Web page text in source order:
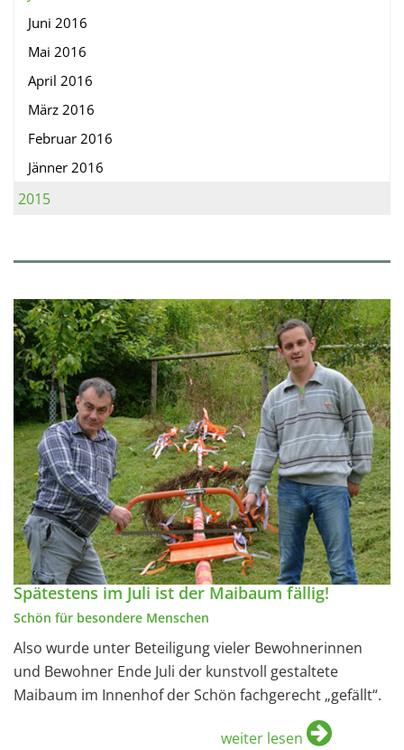
Juni 2016
Mai 2016
April 2016
März 2016
Februar 2016
Jänner 2016
2015
Spätestens im Juli ist der Maibaum fällig!
Schön für besondere Menschen
Also wurde unter Beteiligung vieler Bewohnerinnen
und Bewohner Ende Juli der kunstvoll gestaltete
Maibaum im Innenhof der Schön fachgerecht „gefällt“.
weiter lesen